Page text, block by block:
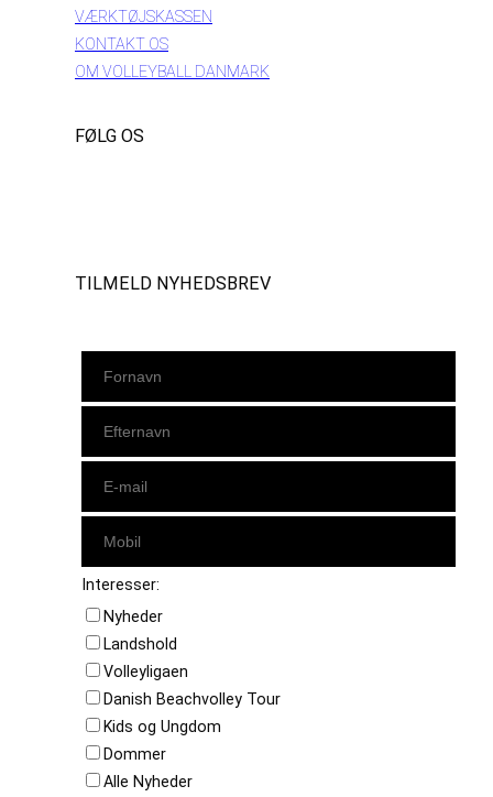
VÆRKTØJSKASSEN
KONTAKT OS
OM VOLLEYBALL DANMARK
FØLG OS
TILMELD NYHEDSBREV
Interesser:
Nyheder
Landshold
Volleyligaen
Danish Beachvolley Tour
Kids og Ungdom
Dommer
Alle Nyheder